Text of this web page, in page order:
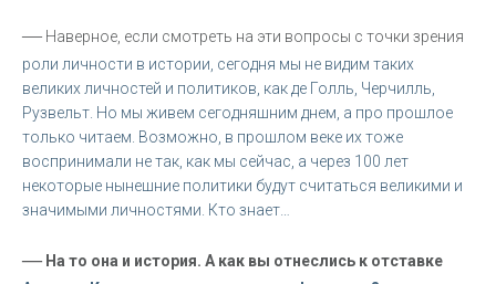
— Наверное, если смотреть на эти вопросы с точки зрения
роли личности в истории, сегодня мы не видим таких
великих личностей и политиков, как де Голль, Черчилль,
Рузвельт. Но мы живем сегодняшним днем, а про прошлое
только читаем. Возможно, в прошлом веке их тоже
воспринимали не так, как мы сейчас, а через 100 лет
некоторые нынешние политики будут считаться великими и
значимыми личностями. Кто знает…
— На то она и история. А как вы отнеслись к отставке